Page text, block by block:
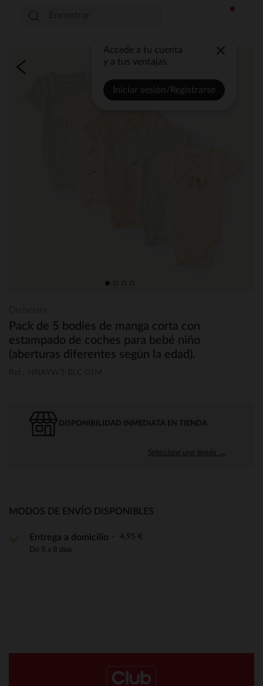
Accede a tu cuenta
y a tus ventajas
Iniciar sesión/Registrarse
Pack de 5 bodies de manga corta con
estampado de coches para bebé niño
(aberturas diferentes según la edad).
DISPONIBILIDAD INMEDIATA EN TIENDA
Seleccione una tienda →
MODOS DE ENVÍO DISPONIBLES
Entrega a domicilio 4,95 €
De 5 a 8 días